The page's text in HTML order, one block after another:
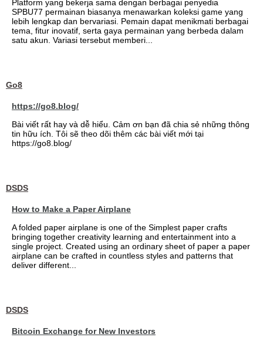
Platform yang bekerja sama dengan berbagai penyedia
SPBU77 permainan biasanya menawarkan koleksi game yang
lebih lengkap dan bervariasi. Pemain dapat menikmati berbagai
tema, fitur inovatif, serta gaya permainan yang berbeda dalam
satu akun. Variasi tersebut memberi...
Go8
https://go8.blog/
Bài viết rất hay và dễ hiểu. Cảm ơn bạn đã chia sẻ những thông
tin hữu ích. Tôi sẽ theo dõi thêm các bài viết mới tại
https://go8.blog/
DSDS
How to Make a Paper Airplane
A folded paper airplane is one of the Simplest paper crafts
bringing together creativity learning and entertainment into a
single project. Created using an ordinary sheet of paper a paper
airplane can be crafted in countless styles and patterns that
deliver different...
DSDS
Bitcoin Exchange for New Investors